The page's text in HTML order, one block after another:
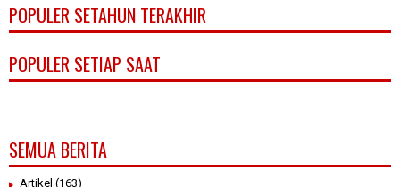
POPULER SETAHUN TERAKHIR
POPULER SETIAP SAAT
SEMUA BERITA
Artikel (163)